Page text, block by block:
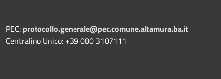
PEC: protocollo.generale@pec.comune.altamura.ba.it
Centralino Unico: +39 080 3107111